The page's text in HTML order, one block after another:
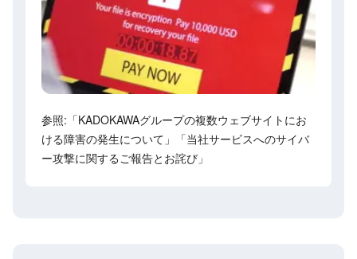
参照:「KADOKAWAグループの複数ウェブサイトにお
ける障害の発生について」「当社サービスへのサイバ
ー攻撃に関するご報告とお詫び」